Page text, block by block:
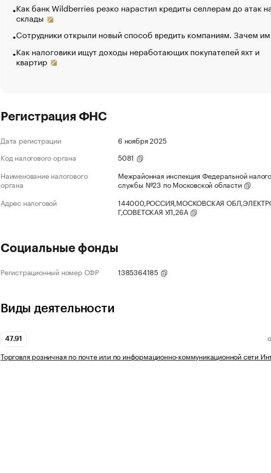
Как банк Wildberries резко нарастил кредиты селлерам до атак
склады
Сотрудники открыли новый способ вредить компаниям. Зачем
Как налоговики ищут доходы неработающих покупателей яхт и
квартир
Регистрация ФНС
Дата регистрации
6 ноября 2025
Код налогового органа
5081
Наименование налогового
органа
Межрайонная инспекция Федеральной
службы №23 по Московской области
Адрес налоговой
144000,РОССИЯ,МОСКОВСКАЯ
Г,СОВЕТСКАЯ УЛ,26А
Социальные фонды
Регистрационный номер СФР 1385364185
Виды деятельности
47.91
Торговля розничная по почте или по информационно-коммуникационной сети